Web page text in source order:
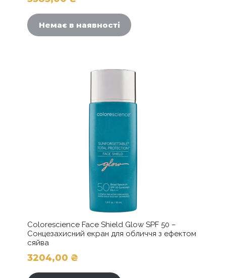
Немає в наявності
Colorescience Face Shield Glow SPF 50 –
Сонцезахисний екран для обличчя з ефектом
сяйва
3204,00 ₴